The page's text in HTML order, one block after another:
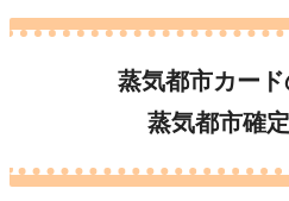
蒸気都市カー
蒸気都市確